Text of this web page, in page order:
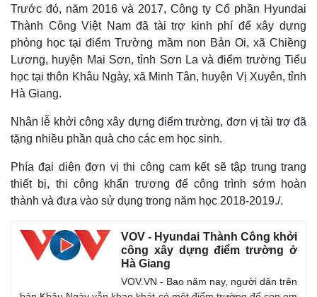
Trước đó, năm 2016 và 2017, Công ty Cổ phần Hyundai
Thành Công Việt Nam đã tài trợ kinh phí để xây dựng
phòng học tại điểm Trường mầm non Bản Oi, xã Chiềng
Lương, huyện Mai Sơn, tỉnh Sơn La và điểm trường Tiểu
học tại thôn Khâu Ngày, xã Minh Tân, huyện Vị Xuyên, tỉnh
Hà Giang.
Nhân lễ khởi công xây dựng điểm trường, đơn vị tài trợ đã
tặng nhiều phần quà cho các em học sinh.
Phía đại diện đơn vị thi công cam kết sẽ tập trung trang
thiết bị, thi công khẩn trương để công trình sớm hoàn
thành và đưa vào sử dụng trong năm học 2018-2019./.
VOV - Hyundai Thành Công khởi
công xây dựng điểm trường ở
Hà Giang
VOV.VN - Bao năm nay, người dân trên